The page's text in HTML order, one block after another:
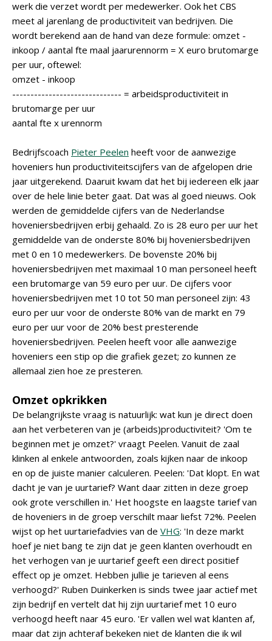
werk die verzet wordt per medewerker. Ook het CBS
meet al jarenlang de productiviteit van bedrijven. Die
wordt berekend aan de hand van deze formule: omzet -
inkoop / aantal fte maal jaarurennorm = X euro brutomarge
per uur, oftewel:
omzet - inkoop
------------------------------ = arbeidsproductiviteit in
brutomarge per uur
aantal fte x urennorm
Bedrijfscoach Pieter Peelen heeft voor de aanwezige
hoveniers hun productiviteitscijfers van de afgelopen drie
jaar uitgerekend. Daaruit kwam dat het bij iedereen elk jaar
over de hele linie beter gaat. Dat was al goed nieuws. Ook
werden de gemiddelde cijfers van de Nederlandse
hoveniersbedrijven erbij gehaald. Zo is 28 euro per uur het
gemiddelde van de onderste 80% bij hoveniersbedrijven
met 0 en 10 medewerkers. De bovenste 20% bij
hoveniersbedrijven met maximaal 10 man personeel heeft
een brutomarge van 59 euro per uur. De cijfers voor
hoveniersbedrijven met 10 tot 50 man personeel zijn: 43
euro per uur voor de onderste 80% van de markt en 79
euro per uur voor de 20% best presterende
hoveniersbedrijven. Peelen heeft voor alle aanwezige
hoveniers een stip op die grafiek gezet; zo kunnen ze
allemaal zien hoe ze presteren.
Omzet opkrikken
De belangrijkste vraag is natuurlijk: wat kun je direct doen
aan het verbeteren van je (arbeids)productiviteit? 'Om te
beginnen met je omzet?' vraagt Peelen. Vanuit de zaal
klinken al enkele antwoorden, zoals kijken naar de inkoop
en op de juiste manier calculeren. Peelen: 'Dat klopt. En wat
dacht je van je uurtarief? Want daar zitten in deze groep
ook grote verschillen in.' Het hoogste en laagste tarief van
de hoveniers in de groep verschilt maar liefst 72%. Peelen
wijst op het uurtariefadvies van de VHG: 'In deze markt
hoef je niet bang te zijn dat je geen klanten overhoudt en
het verhogen van je uurtarief geeft een direct positief
effect op je omzet. Hebben jullie je tarieven al eens
verhoogd?' Ruben Duinkerken is sinds twee jaar actief met
zijn bedrijf en vertelt dat hij zijn uurtarief met 10 euro
verhoogd heeft naar 45 euro. 'Er vallen wel wat klanten af,
maar dat zijn achteraf bekeken niet de klanten die ik wil